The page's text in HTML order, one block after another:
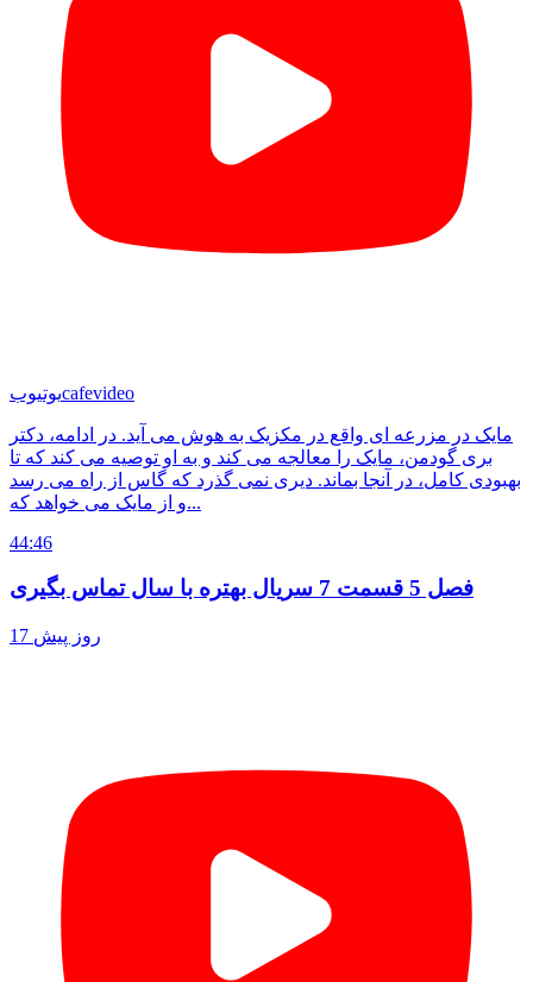
یوتیوبcafevideo
مایک در مزرعه ای واقع در مکزیک به هوش می آید. در ادامه، دکتر
بری گودمن، مایک را معالجه می کند و به او توصیه می کند که تا
بهبودی کامل، در آنجا بماند. دیری نمی گذرد که گاس از راه می رسد
و از مایک می خواهد که...
44:46
فصل 5 قسمت 7 سریال بهتره با سال تماس بگیری
17 روز پیش